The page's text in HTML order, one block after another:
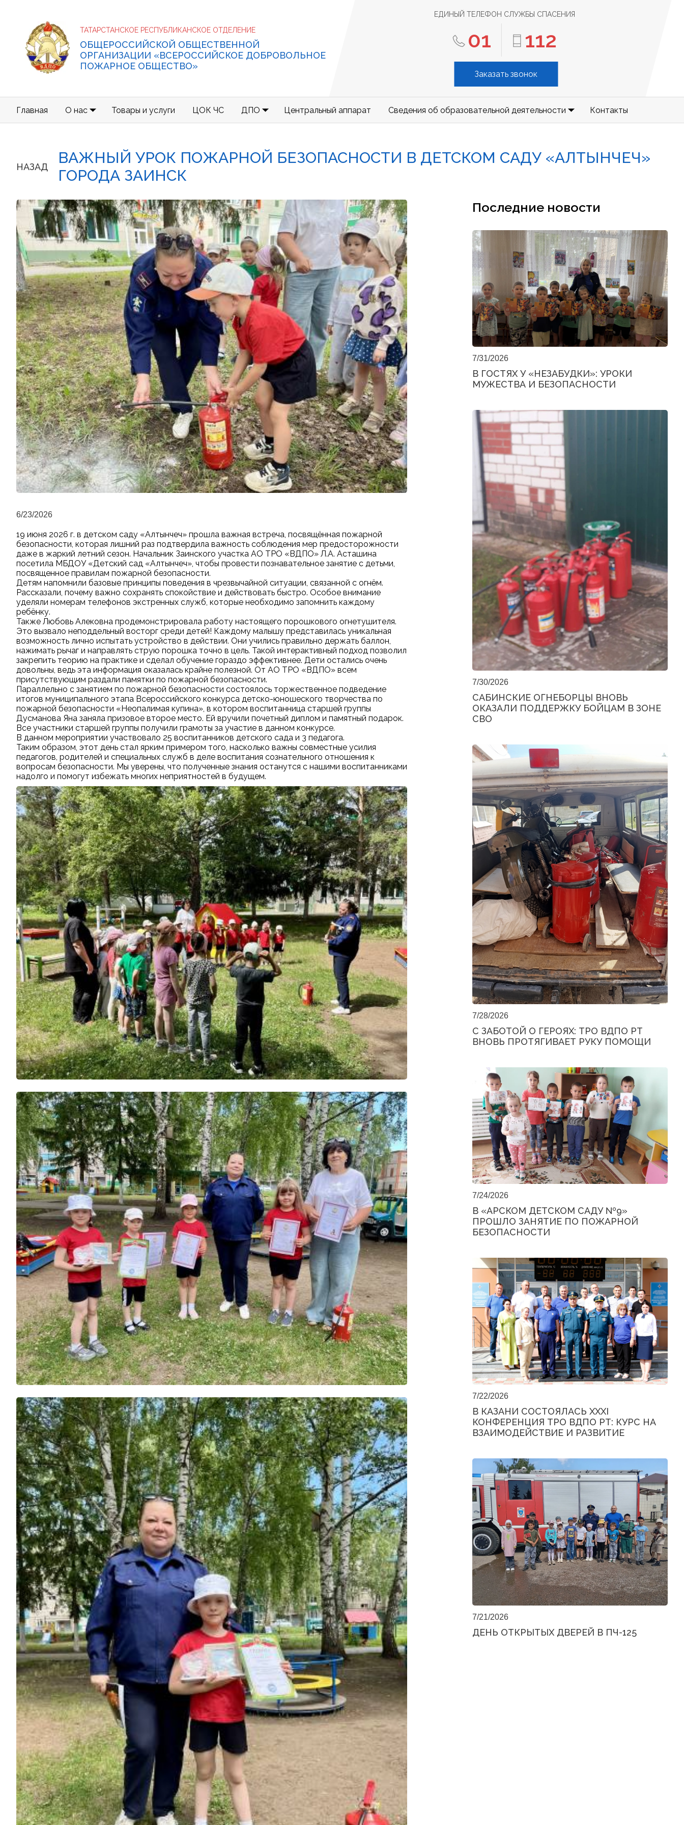
ТАТАРСТАНСКОЕ РЕСПУБЛИКАНСКОЕ ОТДЕЛЕНИЕ
ОБЩЕРОССИЙСКОЙ ОБЩЕСТВЕННОЙ
ОРГАНИЗАЦИИ «ВСЕРОССИЙСКОЕ ДОБРОВОЛЬНОЕ
ПОЖАРНОЕ ОБЩЕСТВО»
ЕДИНЫЙ ТЕЛЕФОН СЛУЖБЫ СПАСЕНИЯ
01 112
Заказать звонок
Главная О нас Товары и услуги ЦОК ЧС ДПО Центральный аппарат Сведения об образовательной деятельности Контакты
НАЗАД
ВАЖНЫЙ УРОК ПОЖАРНОЙ БЕЗОПАСНОСТИ В ДЕТСКОМ САДУ «АЛТЫНЧЕЧ»
ГОРОДА ЗАИНСК
6/23/2026
19 июня 2026 г. в детском саду «Алтынчеч» прошла важная встреча, посвящённая пожарной
безопасности, которая лишний раз подтвердила важность соблюдения мер предосторожности
даже в жаркий летний сезон. Начальник Заинского участка АО ТРО «ВДПО» Л.А. Асташина
посетила МБДОУ «Детский сад «Алтынчеч», чтобы провести познавательное занятие с детьми,
посвященное правилам пожарной безопасности.
Детям напомнили базовые принципы поведения в чрезвычайной ситуации, связанной с огнём.
Рассказали, почему важно сохранять спокойствие и действовать быстро. Особое внимание
уделяли номерам телефонов экстренных служб, которые необходимо запомнить каждому
ребёнку.
Также Любовь Алековна продемонстрировала работу настоящего порошкового огнетушителя.
Это вызвало неподдельный восторг среди детей! Каждому малышу представилась уникальная
возможность лично испытать устройство в действии. Они учились правильно держать баллон,
нажимать рычаг и направлять струю порошка точно в цель. Такой интерактивный подход позволил
закрепить теорию на практике и сделал обучение гораздо эффективнее. Дети остались очень
довольны, ведь эта информация оказалась крайне полезной. От АО ТРО «ВДПО» всем
присутствующим раздали памятки по пожарной безопасности.
Параллельно с занятием по пожарной безопасности состоялось торжественное подведение
итогов муниципального этапа Всероссийского конкурса детско-юношеского творчества по
пожарной безопасности «Неопалимая купина», в котором воспитанница старшей группы
Дусманова Яна заняла призовое второе место. Ей вручили почетный диплом и памятный подарок.
Все участники старшей группы получили грамоты за участие в данном конкурсе.
В данном мероприятии участвовало 25 воспитанников детского сада и 3 педагога.
Таким образом, этот день стал ярким примером того, насколько важны совместные усилия
педагогов, родителей и специальных служб в деле воспитания сознательного отношения к
вопросам безопасности. Мы уверены, что полученные знания останутся с нашими воспитанниками
надолго и помогут избежать многих неприятностей в будущем.
Последние новости
7/31/2026
В ГОСТЯХ У «НЕЗАБУДКИ»: УРОКИ
МУЖЕСТВА И БЕЗОПАСНОСТИ
7/30/2026
САБИНСКИЕ ОГНЕБОРЦЫ ВНОВЬ
ОКАЗАЛИ ПОДДЕРЖКУ БОЙЦАМ В ЗОНЕ
СВО
7/28/2026
С ЗАБОТОЙ О ГЕРОЯХ: ТРО ВДПО РТ
ВНОВЬ ПРОТЯГИВАЕТ РУКУ ПОМОЩИ
7/24/2026
В «АРСКОМ ДЕТСКОМ САДУ №9»
ПРОШЛО ЗАНЯТИЕ ПО ПОЖАРНОЙ
БЕЗОПАСНОСТИ
7/22/2026
В КАЗАНИ СОСТОЯЛАСЬ XXXI
КОНФЕРЕНЦИЯ ТРО ВДПО РТ: КУРС НА
ВЗАИМОДЕЙСТВИЕ И РАЗВИТИЕ
7/21/2026
ДЕНЬ ОТКРЫТЫХ ДВЕРЕЙ В ПЧ-125